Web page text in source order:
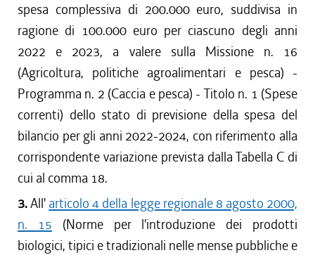
spesa complessiva di 200.000 euro, suddivisa in
ragione di 100.000 euro per ciascuno degli anni
2022 e 2023, a valere sulla Missione n. 16
(Agricoltura, politiche agroalimentari e pesca) -
Programma n. 2 (Caccia e pesca) - Titolo n. 1 (Spese
correnti) dello stato di previsione della spesa del
bilancio per gli anni 2022-2024, con riferimento alla
corrispondente variazione prevista dalla Tabella C di
cui al comma 18.
3.All' articolo 4 della legge regionale 8 agosto 2000,
n. 15 (Norme per l'introduzione dei prodotti
biologici, tipici e tradizionali nelle mense pubbliche e